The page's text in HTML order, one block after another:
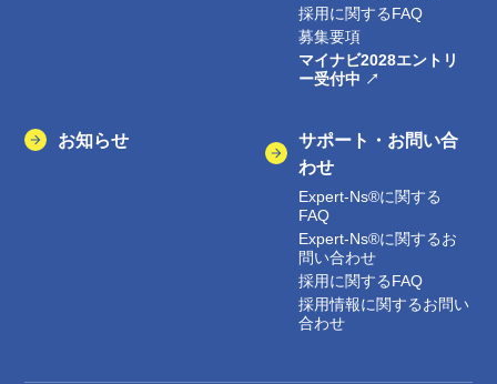
採用に関するFAQ
募集要項
マイナビ2028エントリ
ー受付中
お知らせ
サポート・お問い合
わせ
Expert-Ns®に関する
FAQ
Expert-Ns®に関するお
問い合わせ
採用に関するFAQ
採用情報に関するお問い
合わせ